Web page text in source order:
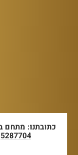
כתובתנו: מתחם
5287704